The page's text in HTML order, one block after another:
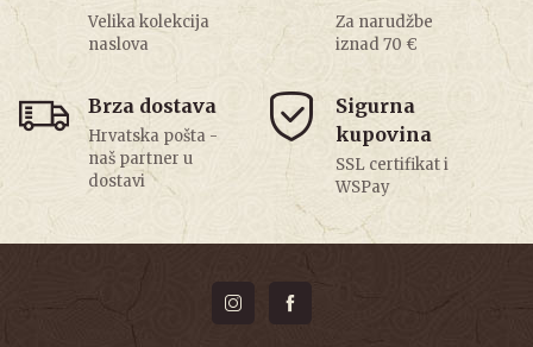
Velika kolekcija
naslova
Za narudžbe
iznad 70 €
Brza dostava
Hrvatska pošta -
naš partner u
dostavi
Sigurna
kupovina
SSL certifikat i
WSPay